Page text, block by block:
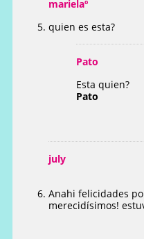
marielaº
quien es esta?
Pato
Esta quien?
Pato
july
Anahi felicidades
merecidísimos!